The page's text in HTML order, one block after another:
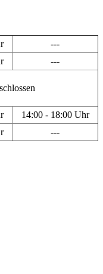
---
---
14:00 - 18:00 Uhr
---